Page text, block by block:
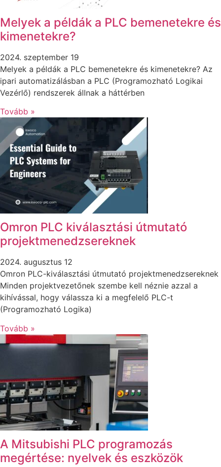
Melyek a példák a PLC bemenetekre és
kimenetekre?
2024. szeptember 19
Melyek a példák a PLC bemenetekre és kimenetekre? Az
ipari automatizálásban a PLC (Programozható Logikai
Vezérlő) rendszerek állnak a háttérben
Tovább »
Omron PLC kiválasztási útmutató
projektmenedzsereknek
2024. augusztus 12
Omron PLC-kiválasztási útmutató projektmenedzsereknek
Minden projektvezetőnek szembe kell néznie azzal a
kihívással, hogy válassza ki a megfelelő PLC-t
(Programozható Logika)
Tovább »
A Mitsubishi PLC programozás
megértése: nyelvek és eszközök